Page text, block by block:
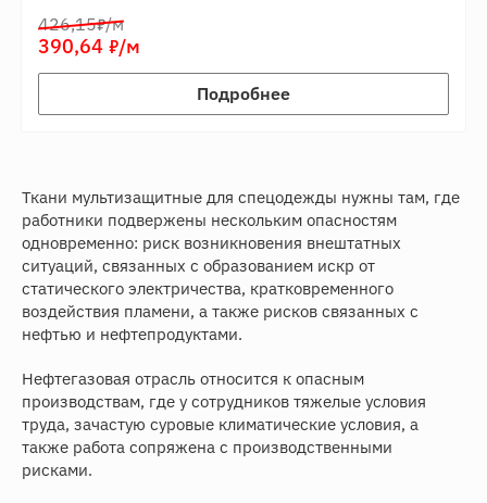
390,64 7/м
426,157/м
Подробнее
Ткани мультизащитные для спецодежды нужны там, где
работники подвержены нескольким опасностям
одновременно: риск возникновения внештатных
ситуаций, связанных с образованием искр от
статического электричества, кратковременного
воздействия пламени, а также рисков связанных с
нефтью и нефтепродуктами.
Нефтегазовая отрасль относится к опасным
производствам, где у сотрудников тяжелые условия
труда, зачастую суровые климатические условия, а
также работа сопряжена с производственными
рисками.